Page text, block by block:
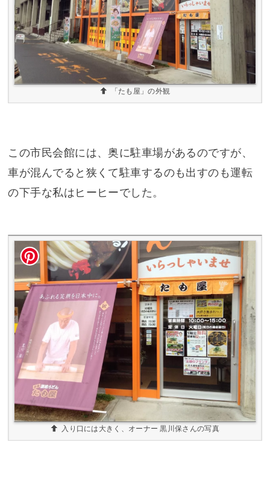
「たも屋」の外観
この市民会館には、奥に駐車場があるのですが、
車が混んでると狭くて駐車するのも出すのも運転
の下手な私はヒーヒーでした。
入り口には大きく、オーナー 黒川保さんの写真